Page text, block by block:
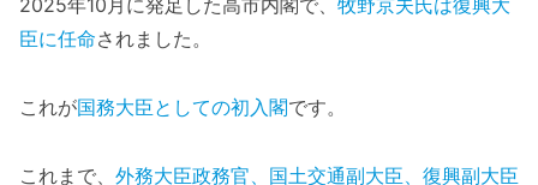
2025年10月に発足した高市内閣で、 牧野京夫氏は復興大
臣に任命されました。
これが国務大臣としての初入閣です。
これまで、 外務大臣政務官、国土交通副大臣、復興副大臣